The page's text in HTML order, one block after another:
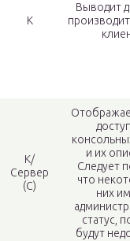
К
Выводит
К/
Сервер
(С)
и их
Следует
что
них
статус,
будут